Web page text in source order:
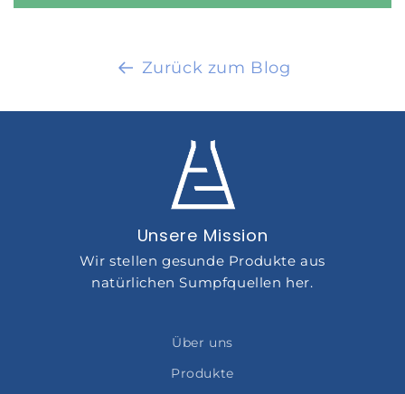
Zurück zum Blog
Unsere Mission
Wir stellen gesunde Produkte aus
natürlichen Sumpfquellen her.
Über uns
Produkte